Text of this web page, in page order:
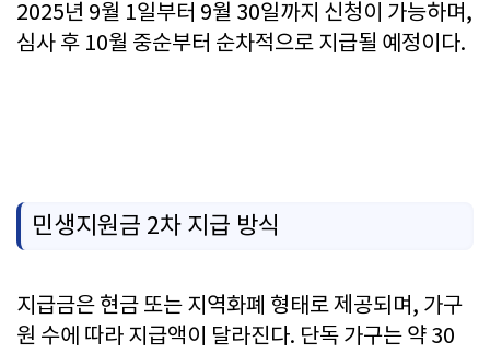
2025년 9월 1일부터 9월 30일까지 신청이 가능하며,
심사 후 10월 중순부터 순차적으로 지급될 예정이다.
민생지원금 2차 지급 방식
지급금은 현금 또는 지역화폐 형태로 제공되며, 가구
원 수에 따라 지급액이 달라진다. 단독 가구는 약 30